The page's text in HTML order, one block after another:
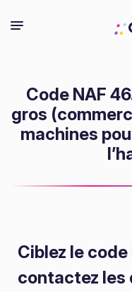
Code NAF
gros
machines
Ciblez le
contactez les